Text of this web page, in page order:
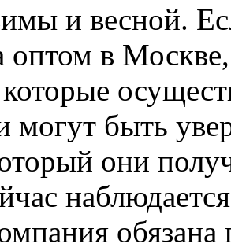
и весной.
оптом в Москве,
могут быть
они
обязана